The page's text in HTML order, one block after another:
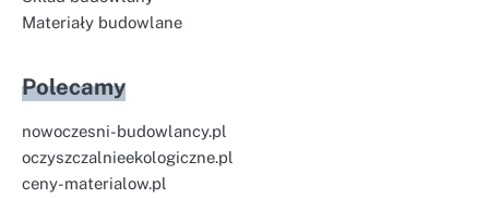
Materiały budowlane
Polecamy
nowoczesni-budowlancy.pl
oczyszczalnieekologiczne.pl
ceny-materialow.pl